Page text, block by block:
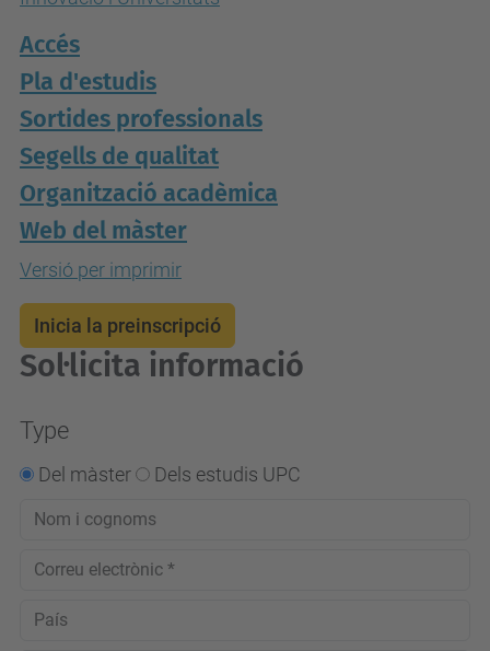
Accés
Pla d'estudis
Sortides professionals
Segells de qualitat
Organització acadèmica
Web del màster
Versió per imprimir
Inicia la preinscripció
Sol·licita informació
Type
Del màster Dels estudis UPC